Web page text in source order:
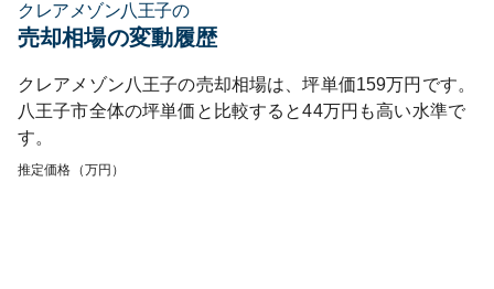
クレアメゾン八王子の
売却相場の変動履歴
クレアメゾン八王子の売却相場は、坪単価159万円です。
八王子市全体の坪単価と比較すると44万円も高い水準で
す。
推定価格（万円）